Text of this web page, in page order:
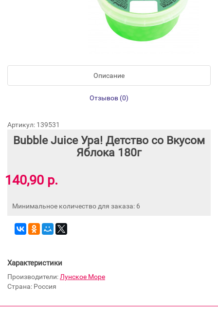
Описание
Отзывов (0)
Артикул: 139531
Bubble Juice Ура! Детство со Вкусом
Яблока 180г
140,90 р.
Минимальное количество для заказа: 6
Характеристики
Производители: Лунское Море
Страна: Россия